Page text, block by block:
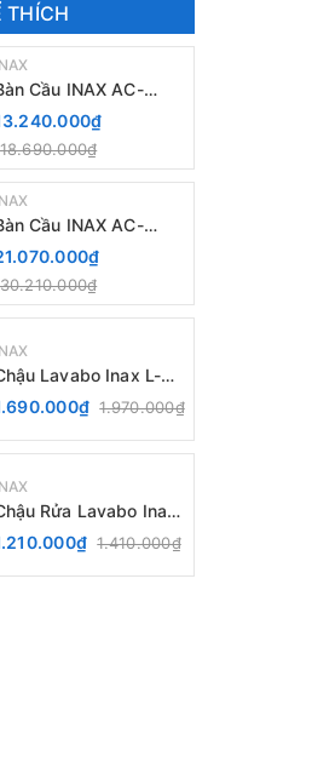
THÍCH
Cầu INAX AC-
Nắp Điện Tử CW-
H18VN
18.690.000₫
Cầu INAX AC-
Nắp rửa điện Tử
CW-H20VN
30.210.000₫
Lavabo Inax L-
kèm Chân chậu
ngắn L-288VC Treo
1.970.000₫
Rửa Lavabo Inax
289V (EC/FC) Treo
Tường Aqua Ceramic
1.410.000₫